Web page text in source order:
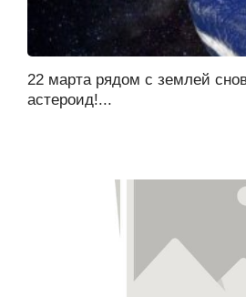
22 марта рядом с землей
астероид!...